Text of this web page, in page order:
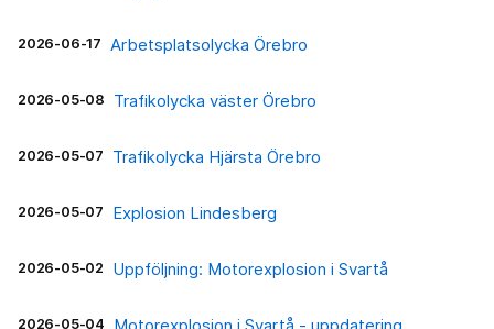
2026-06-17 Arbetsplatsolycka Örebro
2026-05-08 Trafikolycka väster Örebro
2026-05-07 Trafikolycka Hjärsta Örebro
2026-05-07 Explosion Lindesberg
2026-05-02 Uppföljning: Motorexplosion i Svartå
2026-05-04 Motorexplosion i Svartå - uppdatering